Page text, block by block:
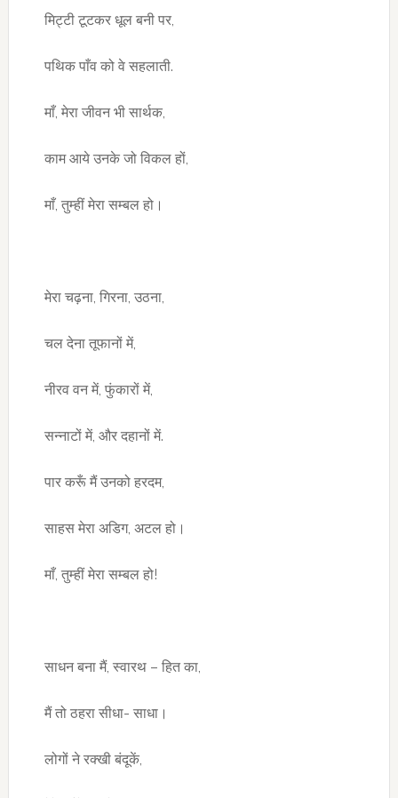
मिट्टी टूटकर धूल बनी पर,
पथिक पाँव को वे सहलाती.
माँ, मेरा जीवन भी सार्थक,
काम आये उनके जो विकल हों,
माँ, तुम्हीं मेरा सम्बल हो।
मेरा चढ़ना, गिरना, उठना,
चल देना तूफानों में,
नीरव वन में, फुंकारों में,
सन्नाटों में, और दहानों में.
पार करूँ मैं उनको हरदम,
साहस मेरा अडिग, अटल हो।
माँ, तुम्हीं मेरा सम्बल हो!
साधन बना मैं, स्वारथ – हित का,
मैं तो ठहरा सीधा- साधा।
लोगों ने रक्खी बंदूकें,